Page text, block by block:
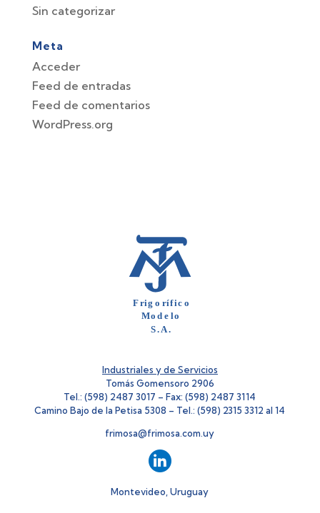
Sin categorizar
Meta
Acceder
Feed de entradas
Feed de comentarios
WordPress.org
Industriales y de Servicios
Tomás Gomensoro 2906
Tel.: (598) 2487 3017 – Fax: (598) 2487 3114
Camino Bajo de la Petisa 5308 – Tel.: (598) 2315 3312 al 14
frimosa@frimosa.com.uy
Montevideo, Uruguay